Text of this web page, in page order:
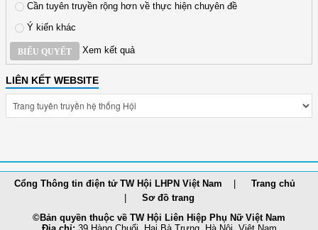
Cần tuyên truyền rộng hơn về thực hiện chuyên đề
Ý kiến khác
BIỂU QUYẾT Xem kết quả
LIÊN KẾT WEBSITE
Cổng Thông tin điện tử TW Hội LHPN Việt Nam
Trang chủ
Sơ đồ trang
©Bản quyền thuộc về TW Hội Liên Hiệp Phụ Nữ Việt Nam